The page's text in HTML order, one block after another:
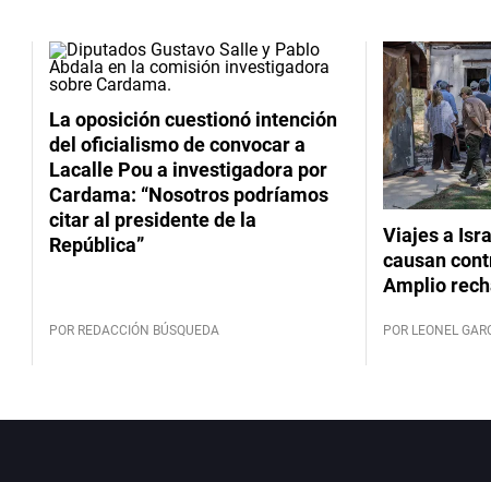
La oposición cuestionó intención
del oficialismo de convocar a
Lacalle Pou a investigadora por
Cardama: “Nosotros podríamos
citar al presidente de la
República”
POR REDACCIÓN BÚSQUEDA
Viajes a
causan
Amplio
POR LEONEL